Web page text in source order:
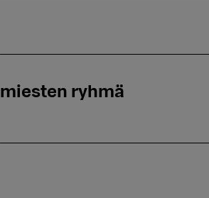
miesten ryhmä